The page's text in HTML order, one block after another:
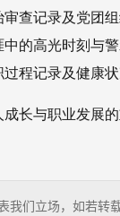
审查记录及党团
中的高光时刻与
过程记录及健康
长与职业发展
我们立场，如若